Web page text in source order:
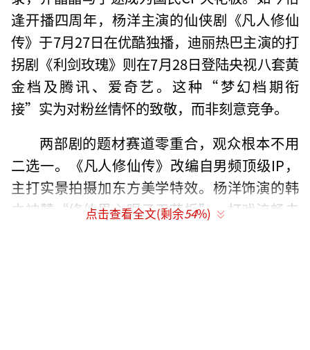
逢开播四周年，杨洋主演的仙侠剧《凡人修仙
传》于7月27日在优酷独播，迪丽热巴主演的打
拐剧《利剑玫瑰》则在7月28日登陆央视八套黄
金档及腾讯、爱奇艺。这种“梦幻档期衔
接”实为对粉丝情怀的致敬，而非刻意竞争。
两部剧的题材赛道零重合，观众根本不用
二选一。《凡人修仙传》改编自男频顶级IP，
主打实景拍摄加东方美学特效。杨洋饰演的韩
立被赞“修仙界心眼子天花板”，打戏流畅去
点击查看全文(剩余54%)